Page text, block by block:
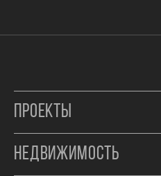
ПРОЕКТЫ
НЕДВИЖИМОСТЬ